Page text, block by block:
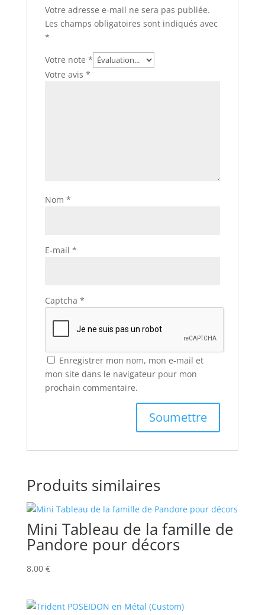
Votre adresse e-mail ne sera pas publiée.
Les champs obligatoires sont indiqués avec
*
Votre note *
Votre avis *
Nom *
E-mail *
Captcha *
Enregistrer mon nom, mon e-mail et
mon site dans le navigateur pour mon
prochain commentaire.
Produits similaires
Mini Tableau de la famille de
Pandore pour décors
8,00 €